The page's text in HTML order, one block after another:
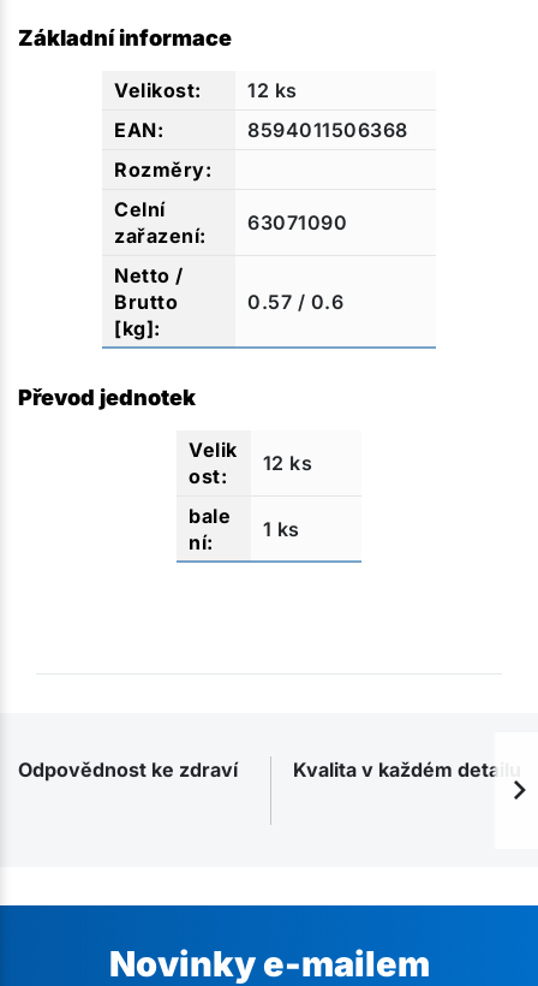
Základní informace
12 ks
8594011506368
63071090
0.57 / 0.6
Převod jednotek
12 ks
1 ks
Odpovědnost ke zdraví Kvalita v každém detailu
Novinky e-mailem